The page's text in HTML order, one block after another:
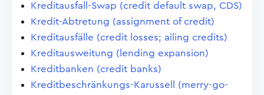
Kreditausfall-Swap (credit default swap, CDS)
Kredit-Abtretung (assignment of credit)
Kreditausfälle (credit losses; ailing credits)
Kreditausweitung (lending expansion)
Kreditbanken (credit banks)
Kreditbeschränkungs-Karussell (merry-go-